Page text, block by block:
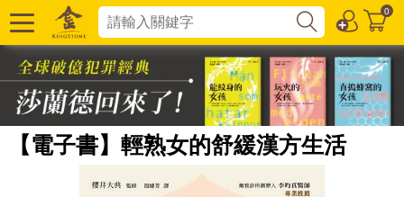
0
【電子書】輕熟女的舒緩漢方生活